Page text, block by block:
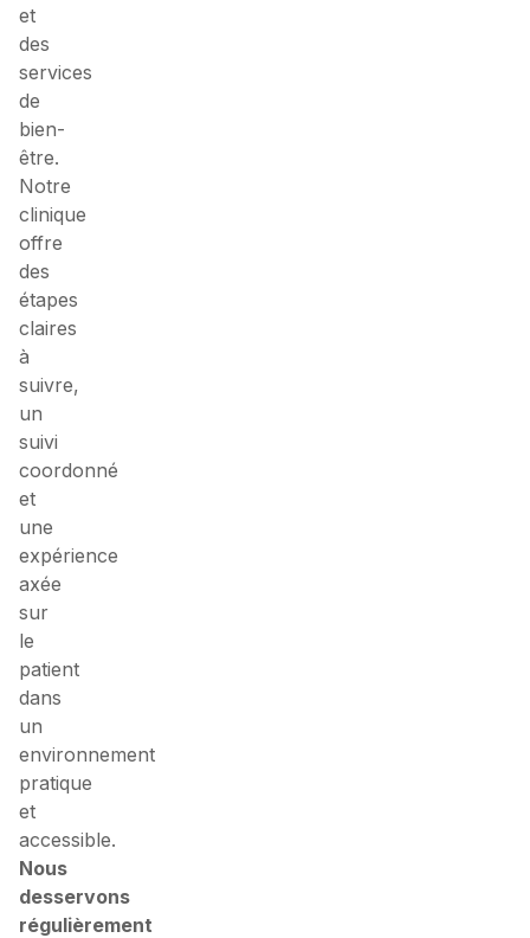
et
des
services
de
bien-
être.
Notre
clinique
offre
des
étapes
claires
à
suivre,
un
suivi
coordonné
et
une
expérience
axée
sur
le
patient
dans
un
environnement
pratique
et
accessible.
Nous
desservons
régulièrement